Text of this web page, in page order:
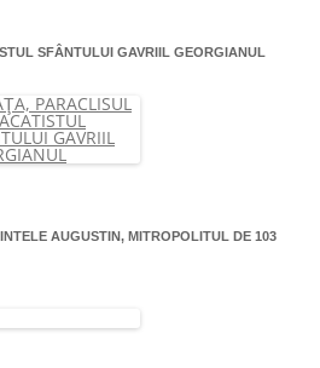
SFÂNTULUI GAVRIIL GEORGIANUL
AUGUSTIN, MITROPOLITUL DE 103